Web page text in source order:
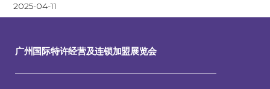
2025-04-11
广州国际特许经营及连锁加盟展览会